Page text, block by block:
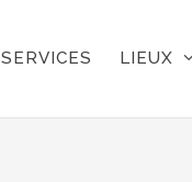
SERVICES LIEUX